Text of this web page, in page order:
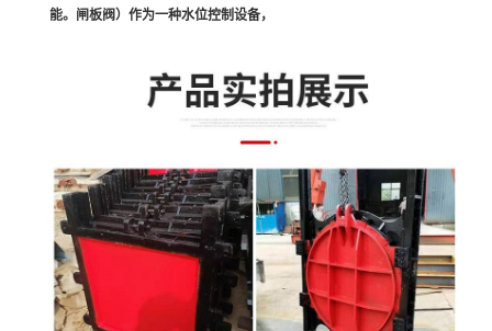
能。闸板阀）作为一种水位控制设备，